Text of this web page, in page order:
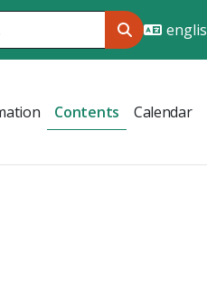
Contents Calendar